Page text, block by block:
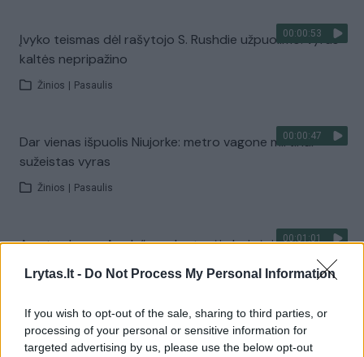
Lrytas.lt - Do Not Process My Personal Information
If you wish to opt-out of the sale, sharing to third parties, or
processing of your personal or sensitive information for
targeted advertising by us, please use the below opt-out
00:00:53
Įvyko teismas dėl rašytojo S. Rushdie užpuolimo: vyras
kaltės nepripažino
Žinios Pasaulis
00:00:47
Dar vienas išpuolis Niujorke: metro vagone mirtinai
sužeistas vyras
Žinios Pasaulis
00:01:01
Amsterdamo „Apple“ parduotuvėje baigėsi įkaitų
Policija pranešė: šaudynių Kolorade aukų padaugėjo iki